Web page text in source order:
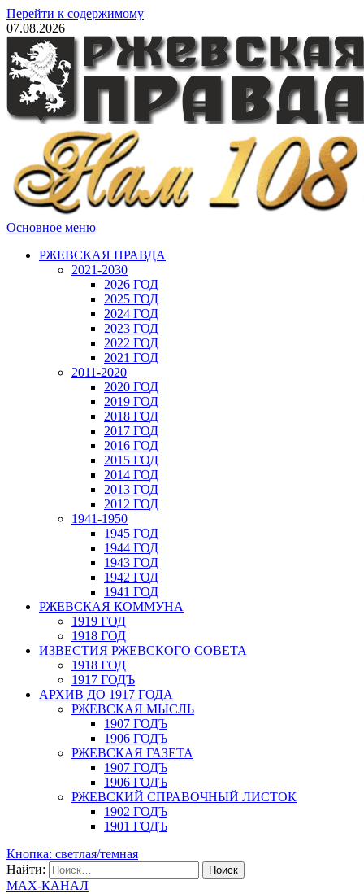
Перейти к содержимому
07.08.2026
Основное меню
РЖЕВСКАЯ ПРАВДА
2021-2030
2026 ГОД
2025 ГОД
2024 ГОД
2023 ГОД
2022 ГОД
2021 ГОД
2011-2020
2020 ГОД
2019 ГОД
2018 ГОД
2017 ГОД
2016 ГОД
2015 ГОД
2014 ГОД
2013 ГОД
2012 ГОД
1941-1950
1945 ГОД
1944 ГОД
1943 ГОД
1942 ГОД
1941 ГОД
РЖЕВСКАЯ КОММУНА
1919 ГОД
1918 ГОД
ИЗВЕСТИЯ РЖЕВСКОГО СОВЕТА
1918 ГОД
1917 ГОДЪ
АРХИВ ДО 1917 ГОДА
РЖЕВСКАЯ МЫСЛЬ
1907 ГОДЪ
1906 ГОДЪ
РЖЕВСКАЯ ГАЗЕТА
1907 ГОДЪ
1906 ГОДЪ
РЖЕВСКИЙ СПРАВОЧНЫЙ ЛИСТОК
1902 ГОДЪ
1901 ГОДЪ
Кнопка: светлая/темная
Найти:
MAX-КАНАЛ